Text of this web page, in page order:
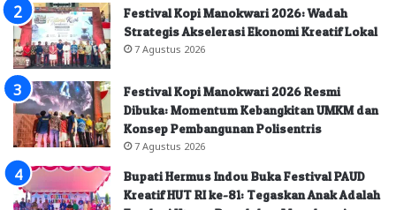
Festival Kopi Manokwari 2026: Wadah
Strategis Akselerasi Ekonomi Kreatif Lokal
7 Agustus 2026
Festival Kopi Manokwari 2026 Resmi
Dibuka: Momentum Kebangkitan UMKM dan
Konsep Pembangunan Polisentris
7 Agustus 2026
Bupati Hermus Indou Buka Festival PAUD
Kreatif HUT RI ke-81: Tegaskan Anak Adalah